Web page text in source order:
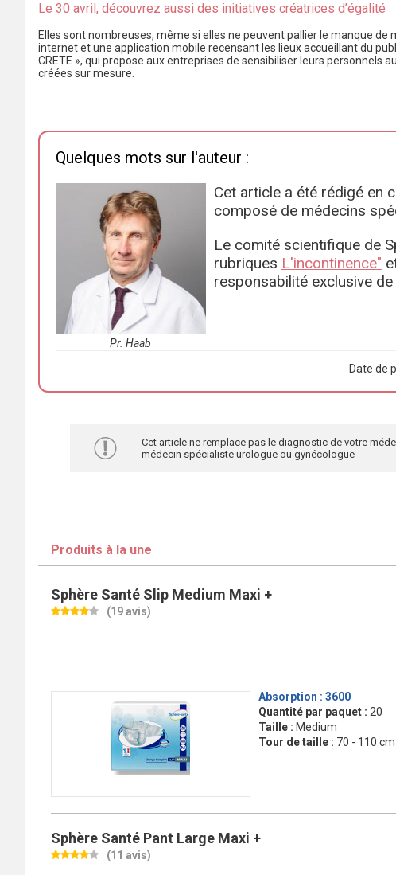
Le 30 avril, découvrez aussi des initiatives créatrices d’égalité
Elles sont nombreuses, même si elles ne peuvent pallier le manque
internet et une application mobile recensant les lieux accueillant du
CRETE », qui propose aux entreprises de sensibiliser leurs
créées sur mesure.
Quelques mots sur l'auteur :
Pr. Haab
Cet article a été rédigé en
composé de médecins
Le comité scientifique de
rubriques L'incontinence"
responsabilité exclusive de
Date de
Cet article ne remplace pas le diagnostic de votre
médecin spécialiste urologue ou gynécologue
Produits à la une
Sphère Santé Slip Medium Maxi +
(19 avis)
Absorption : 3600
Quantité par paquet : 20
Taille : Medium
Tour de taille : 70 - 110 cm
Sphère Santé Pant Large Maxi +
(11 avis)